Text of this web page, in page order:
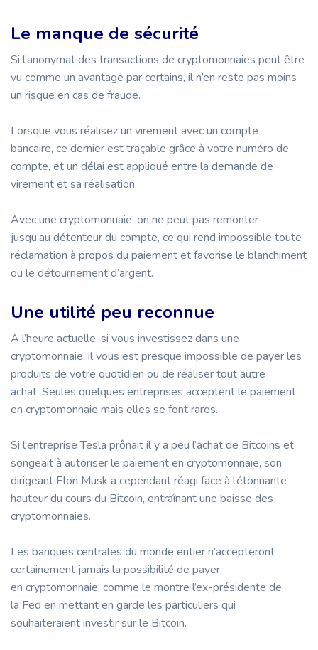
Le manque de sécurité
Si l’anonymat des transactions de cryptomonnaies peut être
vu comme un avantage par certains, il n’en reste pas moins
un risque en cas de fraude.
Lorsque vous réalisez un virement avec un compte
bancaire, ce dernier est traçable grâce à votre numéro de
compte, et un délai est appliqué entre la demande de
virement et sa réalisation.
Avec une cryptomonnaie, on ne peut pas remonter
jusqu’au détenteur du compte, ce qui rend impossible toute
réclamation à propos du paiement et favorise le blanchiment
ou le détournement d’argent.
Une utilité peu reconnue
A l’heure actuelle, si vous investissez dans une
cryptomonnaie, il vous est presque impossible de payer les
produits de votre quotidien ou de réaliser tout autre
achat. Seules quelques entreprises acceptent le paiement
en cryptomonnaie mais elles se font rares.
Si l'entreprise Tesla prônait il y a peu l’achat de Bitcoins et
songeait à autoriser le paiement en cryptomonnaie, son
dirigeant Elon Musk a cependant réagi face à l’étonnante
hauteur du cours du Bitcoin, entraînant une baisse des
cryptomonnaies.
Les banques centrales du monde entier n’accepteront
certainement jamais la possibilité de payer
en cryptomonnaie, comme le montre l’ex-présidente de
la Fed en mettant en garde les particuliers qui
souhaiteraient investir sur le Bitcoin.